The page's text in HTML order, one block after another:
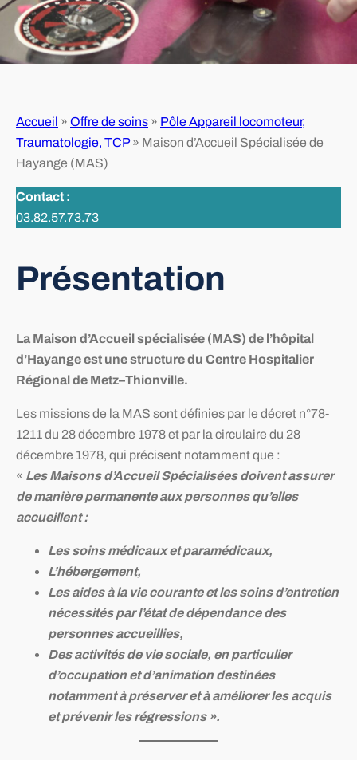
Accueil » Offre de soins » Pôle Appareil locomoteur,
Traumatologie, TCP» Maison d’Accueil Spécialisée de
Hayange (MAS)
Contact :
03.82.57.73.73
Présentation
La Maison d’Accueil spécialisée (MAS) de l’hôpital
d’Hayange est une structure du Centre Hospitalier
Régional de Metz–Thionville.
Les missions de la MAS sont définies par le décret n°78-
1211 du 28 décembre 1978 et par la circulaire du 28
décembre 1978, qui précisent notamment que :
« Les Maisons d’Accueil Spécialisées doivent assurer
de manière permanente aux personnes qu’elles
accueillent :
Les soins médicaux et paramédicaux,
L’hébergement,
Les aides à la vie courante et les soins d’entretien
nécessités par l’état de dépendance des
personnes accueillies,
Des activités de vie sociale, en particulier
d’occupation et d’animation destinées
notamment à préserver et à améliorer les acquis
et prévenir les régressions ».